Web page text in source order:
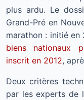
plus ardu. Le
Grand-Pré en
marathon : initié
biens nationaux
inscrit en 2012,
Deux critères
par les experts de